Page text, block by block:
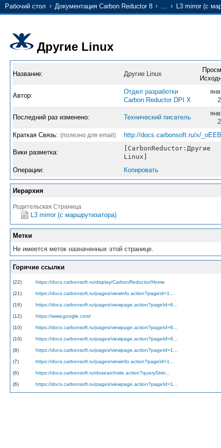
Рабочий стол Документация Carbon Reductor 8 … L3 mirror (с
Другие Linux
Название: Другие Linux
Автор:
Отдел разработки
Carbon Reductor DPI X
Последний раз изменено: Технический писатель
Краткая Связь: (полезно для email) http://docs.carbonsoft.ru/x/_oEEB
Вики разметка:
[CarbonReductor:Другие
Linux]
Операции:
Копировать
Иерархия
Родительская Страница
L3 mirror (с маршрутизатора)
Метки
Не имеется меток назначенных этой странице.
Горячие ссылки
(22) https://docs.carbonsoft.ru/display/CarbonReductor/Home
(21) https://docs.carbonsoft.ru/pages/viewinfo.action?pageId=1...
(16) https://docs.carbonsoft.ru/pages/viewpage.action?pageId=6...
(12) https://www.google.com/
(10) https://docs.carbonsoft.ru/pages/viewpage.action?pageId=6...
(10) https://docs.carbonsoft.ru/pages/viewpage.action?pageId=6...
(8) https://docs.carbonsoft.ru/pages/viewpage.action?pageId=1...
(7) https://docs.carbonsoft.ru/pages/viewinfo.action?pageId=1...
(6) https://docs.carbonsoft.ru/dosearchsite.action?queryStrin...
(6) https://docs.carbonsoft.ru/pages/viewpage.action?pageId=1...